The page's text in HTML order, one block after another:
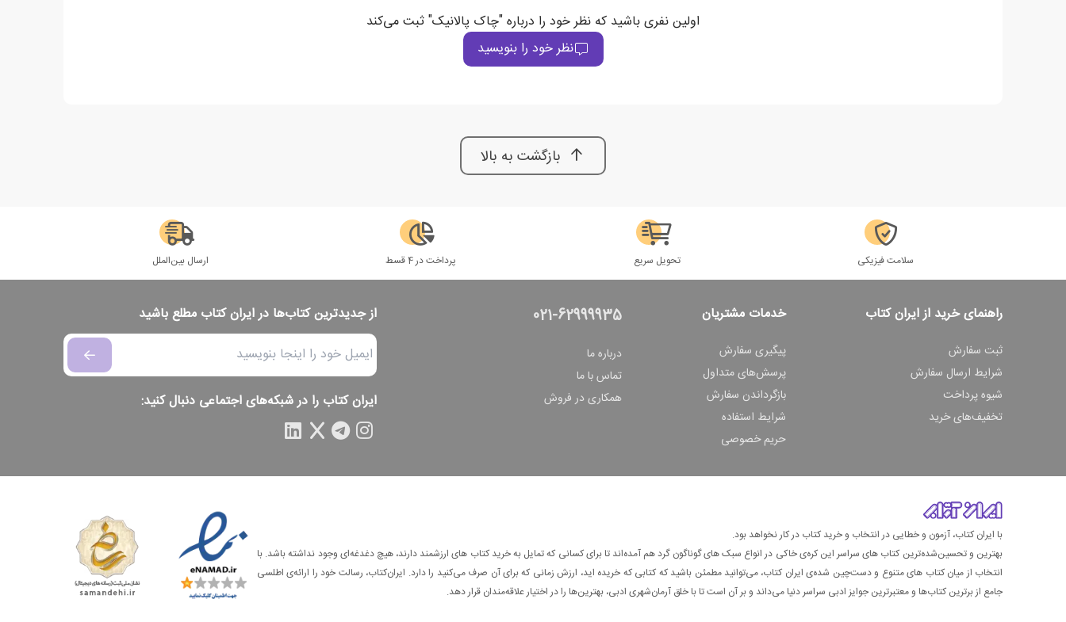
اولین نفری باشید که نظر خود را درباره "چاک پالانیک" ثبت می‌کند
نظر خود را بنویسید
بازگشت به بالا
سلامت فیزیکی تحویل سریع پرداخت در 4 قسط ارسال بین‌الملل
راهنمای خرید از ایران کتاب
ثبت سفارش
شرایط ارسال سفارش
شیوه پرداخت
تخفیف‌های خرید
خدمات مشتریان
پیگیری سفارش
پرسش‌های متداول
بازگرداندن سفارش
شرایط استفاده
حریم خصوصی
021-62999935
درباره ما
تماس با ما
همکاری در فروش
از جدیدترین کتاب‌ها در ایران کتاب مطلع باشید
ایران کتاب را در شبکه‌های اجتماعی دنبال کنید:
با ایران کتاب، آزمون و خطایی در انتخاب و خرید کتاب در کار نخواهد بود.
بهترین و تحسین‌شده‌ترین کتاب‌ های سراسر این کره‌ی خاکی در انواع سبک های گوناگون گرد هم آمده‌اند تا برای کسانی که تمایل به خرید کتاب های ارزشمند دارند، هیچ دغدغه‌ای وجود نداشته باشد. با
انتخاب از میان کتاب های متنوع و دست‌چین شده‌ی ایران کتاب، می‌توانید مطمئن باشید که کتابی که خریده اید، ارزش زمانی که برای آن صرف می‌کنید را دارد. ایران‌کتاب، رسالت خود را ارائه‌ی اطلسی
جامع از برترین کتاب‌ها و معتبرترین جوایز ادبی سراسر دنیا می‌داند و بر آن است تا با خلق آرمان‌شهری ادبی، بهترین‌ها را در اختیار علاقه‌مندان قرار دهد.